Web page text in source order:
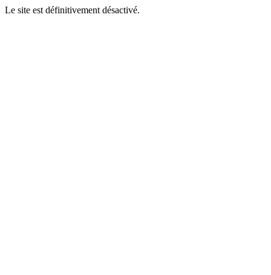
Le site est définitivement désactivé.